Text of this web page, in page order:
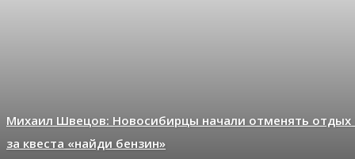
Михаил Швецов: Новосибирцы начали отменять отдых
за квеста «найди бензин»